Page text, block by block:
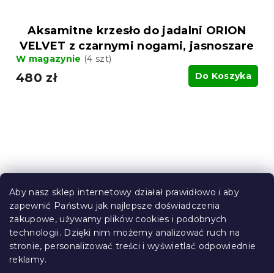
Aby nasz sklep internetowy działał prawidłowo i aby
zapewnić Państwu jak najlepsze doświadczenia
zakupowe, używamy plików cookies i podobnych
technologii. Dzięki nim możemy analizować ruch na
stronie, personalizować treści i wyświetlać odpowiednie
reklamy.
Aksamitne krzesło do jadalni ORION
VELVET z czarnymi nogami, jasnoszare
W magazynie (4 szt)
480 zł Do Koszyka